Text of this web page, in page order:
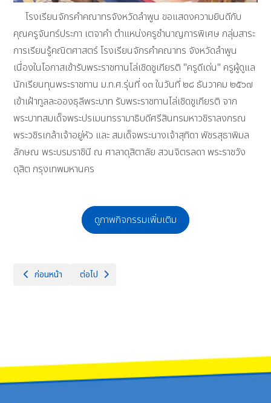
โรงเรียนจักรคำคณาทรจังหวัดลำพูน ขอแสดงความยินดีกับ
คุณครูจันทร์ประภา เตจาคำ ตำแหน่งครูชำนาญการพิเศษ กลุ่มสาระ
การเรียนรู้คณิตศาสตร์ โรงเรียนจักรคำคณาทร จังหวัดลำพูน
เนื่องในโอกาสเข้ารับพระราชทานโล่เชิดชูเกียรติ "ครูดีเด่น" ครูผู้ดูแล
นักเรียนทุนพระราชทาน ม.ท.ศ.รุ่นที่ ๑๓ ในวันที่ ๒๘ ธันวาคม ๒๕๖๗
เข้าเฝ้าทูลละอองธุลีพระบาท รับพระราชทานโล่เชิดชูเกียรติ จาก
พระบาทสมเด็จพระปรเมนทรรามาธิบดีศรีสินทรมหาวชิราลงกรณ
พระวชิรเกล้าเจ้าอยู่หัว และ สมเด็จพระนางเจ้าสุทิดา พัชรสุธาพิมล
ลักษณ พระบรมราชินี ณ ศาลาดุสิตาลัย สวนจิตรลดา พระราชวัง
ดุสิต กรุงเทพมหานคร
ดูภาพกิจกรรมเพิ่มเติม
เนื้อหาก่อนหน้า: โรงเรียนจักรคำคณาทร จังหวัดลำพูน ขอแสดงความยินดีกับ
ก่อนหน้า เนื้อหาถัดไป: จักรคำฯไมโครมาราธอน ครั้งที่ 28 🏃🏃‍♀️
ต่อไป